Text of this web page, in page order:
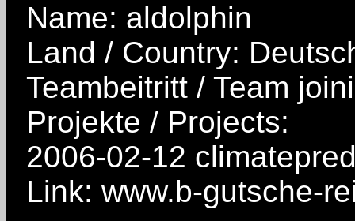
Name: aldolphin
Land / Country:
Teambeitritt / Team
Projekte / Projects:
2006-02-12
Link: www.b-gutsche-